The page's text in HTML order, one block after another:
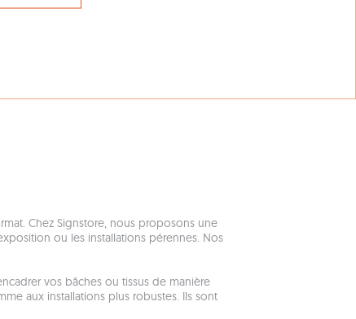
Chez Signstore, nous proposons une
ou les installations pérennes. Nos
vos bâches ou tissus de manière
aux installations plus robustes. Ils sont